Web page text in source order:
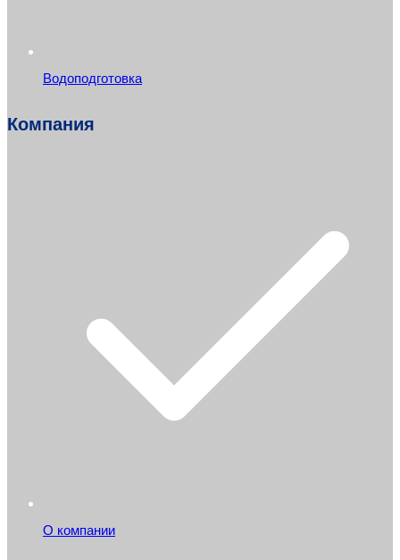
Водоподготовка
Компания
О компании